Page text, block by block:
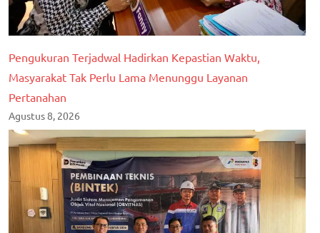
Pengukuran Terjadwal Hadirkan Kepastian Waktu,
Masyarakat Tak Perlu Lama Menunggu Layanan
Pertanahan
Agustus 8, 2026